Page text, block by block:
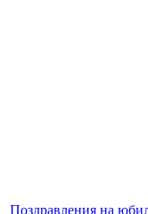
Поздравления на